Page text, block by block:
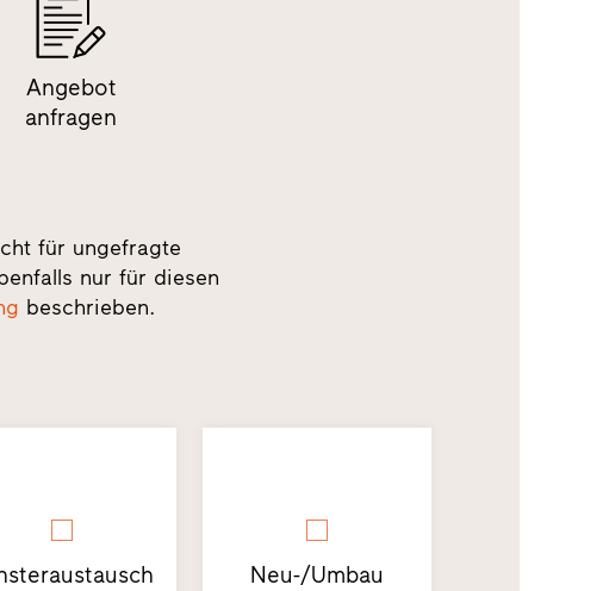
Angebot
anfragen
für ungefragte
nur für diesen
beschrieben.
Neu-/Umbau